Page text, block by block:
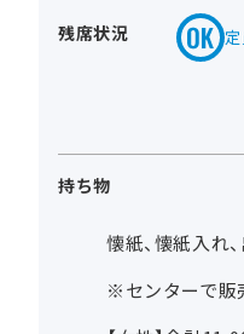
残席状況
持ち物
懐紙、懐紙入れ
※センターで販